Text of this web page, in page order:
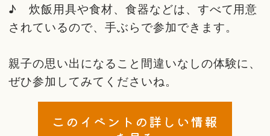
♪ 炊飯用具や食材、食器などは、すべて用意
されているので、手ぶらで参加できます。
親子の思い出になること間違いなしの体験に、
ぜひ参加してみてくださいね。
このイベントの詳しい情報